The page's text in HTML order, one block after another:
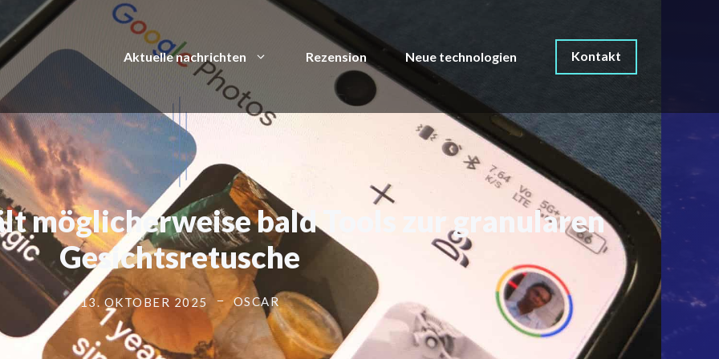
Aktuelle nachrichten Rezension Neue technologien Kontakt
möglicherweise bald Tools zur granularen
Gesichtsretusche
13. OKTOBER 2025 OSCAR